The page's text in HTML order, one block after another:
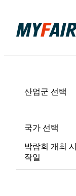
산업군 선택
국가 선택
박람회 개최 시
작일